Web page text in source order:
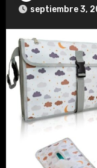
septiembre 3,